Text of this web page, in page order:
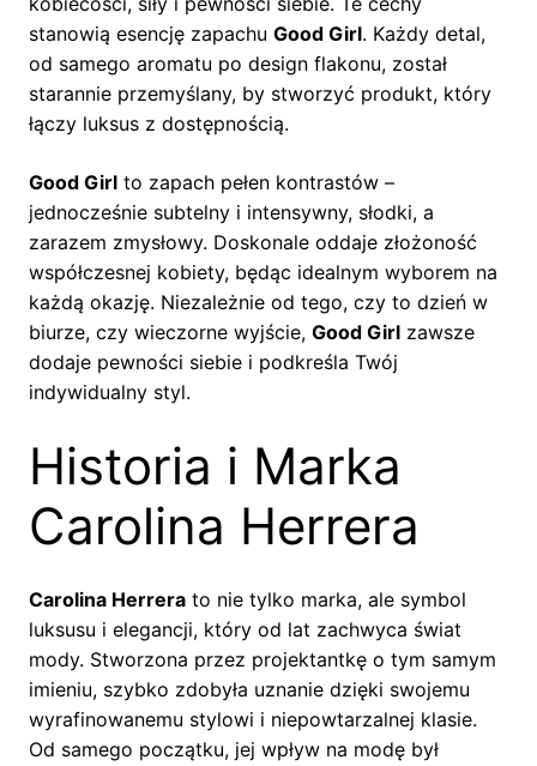
stanowią esencję zapachu Good Girl. Każdy detal,
od samego aromatu po design flakonu, został
starannie przemyślany, by stworzyć produkt, który
łączy luksus z dostępnością.
Good Girl to zapach pełen kontrastów –
jednocześnie subtelny i intensywny, słodki, a
zarazem zmysłowy. Doskonale oddaje złożoność
współczesnej kobiety, będąc idealnym wyborem na
każdą okazję. Niezależnie od tego, czy to dzień w
biurze, czy wieczorne wyjście, Good Girl zawsze
dodaje pewności siebie i podkreśla Twój
indywidualny styl.
Historia i Marka
Carolina Herrera
Carolina Herrera to nie tylko marka, ale symbol
luksusu i elegancji, który od lat zachwyca świat
mody. Stworzona przez projektantkę o tym samym
imieniu, szybko zdobyła uznanie dzięki swojemu
wyrafinowanemu stylowi i niepowtarzalnej klasie.
Od samego początku, jej wpływ na modę był